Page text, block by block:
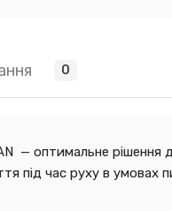
0
— оптимальне рішення
під час руху в умовах